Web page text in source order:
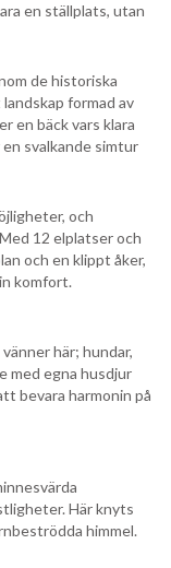
en ställplats, utan
de historiska
formad av
en bäck vars klara
svalkande simtur
och
12 elplatser och
och en klippt åker,
komfort.
här; hundar,
med egna husdjur
bevara harmonin på
Här knyts
himmel.